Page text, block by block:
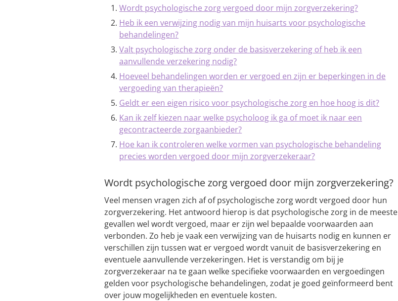
Wordt psychologische zorg vergoed door mijn zorgverzekering?
Heb ik een verwijzing nodig van mijn huisarts voor psychologische
behandelingen?
Valt psychologische zorg onder de basisverzekering of heb ik een
aanvullende verzekering nodig?
Hoeveel behandelingen worden er vergoed en zijn er beperkingen in de
vergoeding van therapieën?
Geldt er een eigen risico voor psychologische zorg en hoe hoog is dit?
Kan ik zelf kiezen naar welke psycholoog ik ga of moet ik naar een
gecontracteerde zorgaanbieder?
Hoe kan ik controleren welke vormen van psychologische behandeling
precies worden vergoed door mijn zorgverzekeraar?
Wordt psychologische zorg vergoed door mijn zorgverzekering?
Veel mensen vragen zich af of psychologische zorg wordt vergoed door hun
zorgverzekering. Het antwoord hierop is dat psychologische zorg in de meeste
gevallen wel wordt vergoed, maar er zijn wel bepaalde voorwaarden aan
verbonden. Zo heb je vaak een verwijzing van de huisarts nodig en kunnen er
verschillen zijn tussen wat er vergoed wordt vanuit de basisverzekering en
eventuele aanvullende verzekeringen. Het is verstandig om bij je
zorgverzekeraar na te gaan welke specifieke voorwaarden en vergoedingen
gelden voor psychologische behandelingen, zodat je goed geïnformeerd bent
over jouw mogelijkheden en eventuele kosten.